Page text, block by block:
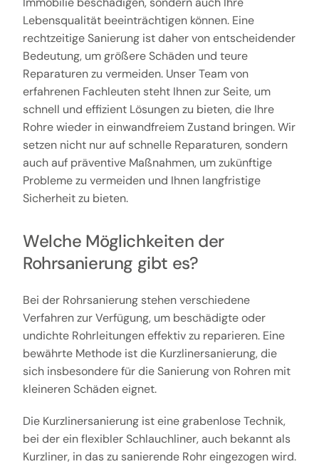
Lebensqualität beeinträchtigen können. Eine
rechtzeitige Sanierung ist daher von entscheidender
Bedeutung, um größere Schäden und teure
Reparaturen zu vermeiden. Unser Team von
erfahrenen Fachleuten steht Ihnen zur Seite, um
schnell und effizient Lösungen zu bieten, die Ihre
Rohre wieder in einwandfreiem Zustand bringen. Wir
setzen nicht nur auf schnelle Reparaturen, sondern
auch auf präventive Maßnahmen, um zukünftige
Probleme zu vermeiden und Ihnen langfristige
Sicherheit zu bieten.
Welche Möglichkeiten der
Rohrsanierung gibt es?
Bei der Rohrsanierung stehen verschiedene
Verfahren zur Verfügung, um beschädigte oder
undichte Rohrleitungen effektiv zu reparieren. Eine
bewährte Methode ist die Kurzlinersanierung, die
sich insbesondere für die Sanierung von Rohren mit
kleineren Schäden eignet.
Die Kurzlinersanierung ist eine grabenlose Technik,
bei der ein flexibler Schlauchliner, auch bekannt als
Kurzliner, in das zu sanierende Rohr eingezogen wird.